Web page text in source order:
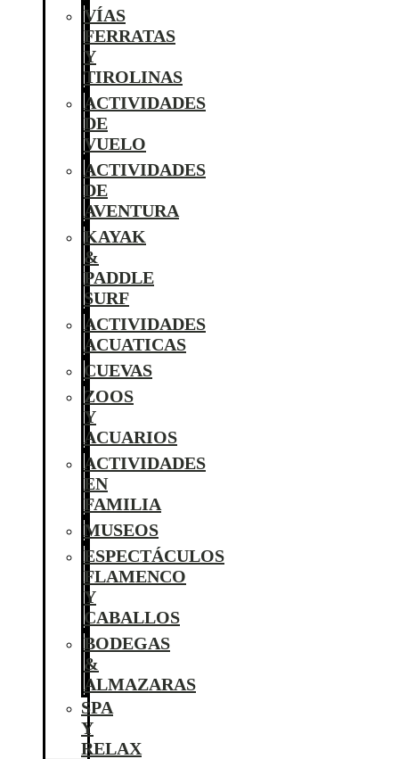
VÍAS
FERRATAS
Y
TIROLINAS
ACTIVIDADES
DE
VUELO
ACTIVIDADES
DE
AVENTURA
KAYAK
&
PADDLE
SURF
ACTIVIDADES
ACUATICAS
CUEVAS
ZOOS
Y
ACUARIOS
ACTIVIDADES
EN
FAMILIA
MUSEOS
ESPECTÁCULOS
FLAMENCO
Y
CABALLOS
BODEGAS
&
ALMAZARAS
SPA
Y
RELAX